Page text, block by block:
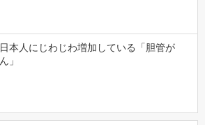
日本人にじわじわ増加している「胆管が
ん」